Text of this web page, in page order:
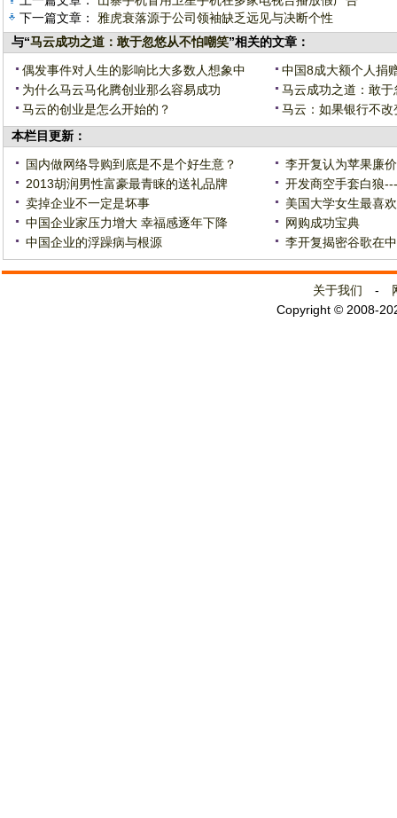
下一篇文章： 雅虎衰落源于公司领袖缺乏远见与决断个性
与“马云成功之道：敢于忽悠从不怕嘲笑”相关的文章：
偶发事件对人生的影响比大多数人想象中
中国8成大额个人捐
为什么马云马化腾创业那么容易成功
马云成功之道：敢
马云的创业是怎么开始的？
马云：如果银行不
本栏目更新：
国内做网络导购到底是不是个好生意？
李开复认为苹果廉
2013胡润男性富豪最青睐的送礼品牌
开发商空手套白狼
卖掉企业不一定是坏事
美国大学女生最喜
中国企业家压力增大 幸福感逐年下降
网购成功宝典
中国企业的浮躁病与根源
李开复揭密谷歌在
关于我们 -
Copyright © 2008-